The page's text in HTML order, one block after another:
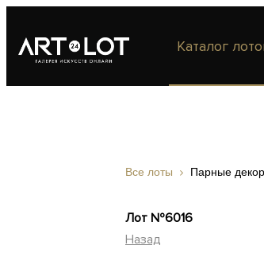
Каталог
Все лоты Парные
Лот №6016
Назад